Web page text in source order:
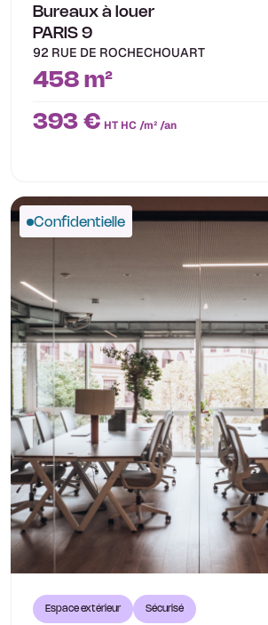
Bureaux à louer
PARIS 9
92 RUE DE ROCHECHOUART
458 m²
393 € HT HC /m² /an
Confidentielle
Espace extérieur Sécurisé